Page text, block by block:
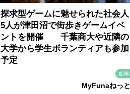
探求型ゲームに魅せられた社会人
5人が津田沼で街歩きゲームイベ
ントを開催 千葉商大や近隣の
大学から学生ボランティアも参加
予定
船橋
MyFunaねっと